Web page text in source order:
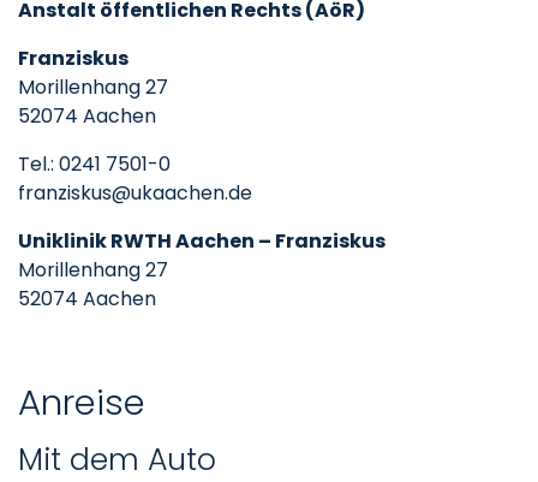
Anstalt öffentlichen Rechts (AöR)
Franziskus
Morillenhang 27
52074 Aachen
Tel.: 0241 7501-0
franziskus@ukaachen.de
Uniklinik RWTH Aachen – Franziskus
Morillenhang 27
52074 Aachen
Anreise
Mit dem Auto